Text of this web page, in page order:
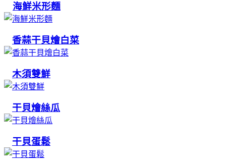
海鮮米形麵
香蒜干貝燴白菜
木須雙鮮
干貝燴絲瓜
干貝蛋鬆